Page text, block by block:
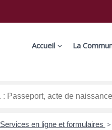
Accueil La
Services en ligne et formulaires >